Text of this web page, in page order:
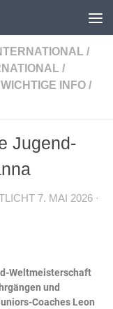
/
/
WICHTIGE INFO /
Jugend-
7. MAI 2026 ·
Weltmeisterschaft
und
Coaches Leon